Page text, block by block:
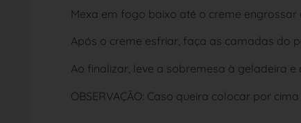
Mexa em fogo baixo até o creme
Após o creme esfriar, faça as camadas do
Ao finalizar, leve a sobremesa à geladeira
OBSERVAÇÃO: Caso queira colocar por